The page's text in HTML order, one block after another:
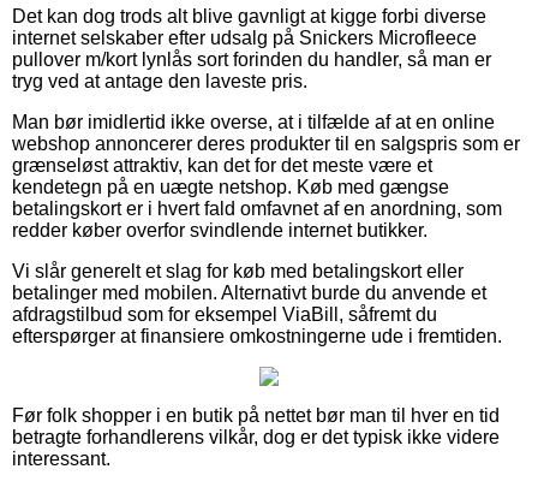
Det kan dog trods alt blive gavnligt at kigge forbi diverse
internet selskaber efter udsalg på Snickers Microfleece
pullover m/kort lynlås sort forinden du handler, så man er
tryg ved at antage den laveste pris.
Man bør imidlertid ikke overse, at i tilfælde af at en online
webshop annoncerer deres produkter til en salgspris som er
grænseløst attraktiv, kan det for det meste være et
kendetegn på en uægte netshop. Køb med gængse
betalingskort er i hvert fald omfavnet af en anordning, som
redder køber overfor svindlende internet butikker.
Vi slår generelt et slag for køb med betalingskort eller
betalinger med mobilen. Alternativt burde du anvende et
afdragstilbud som for eksempel ViaBill, såfremt du
efterspørger at finansiere omkostningerne ude i fremtiden.
Før folk shopper i en butik på nettet bør man til hver en tid
betragte forhandlerens vilkår, dog er det typisk ikke videre
interessant.